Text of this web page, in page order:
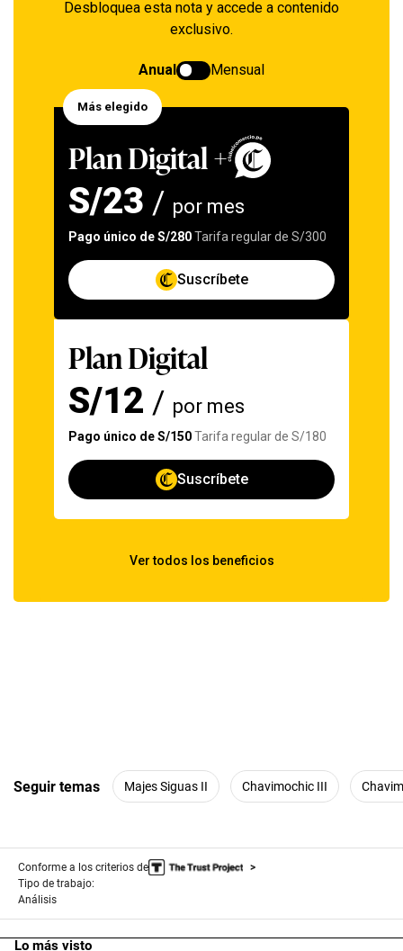
Seguir temas Majes Siguas II Chavimochic III
Conforme a los criterios de
Tipo de trabajo:
Análisis
Lo más visto